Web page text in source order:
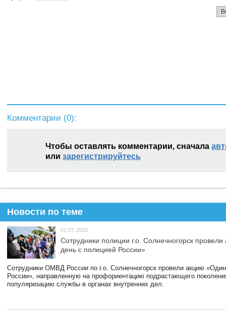
Комментарии (0):
Чтобы оставлять комментарии, сначала
или зарегистрируйтесь
Новости по теме
01.07.2026
Сотрудники полиции г.о. Солнечногорск
день с полицией России»
Сотрудники ОМВД России по г.о. Солнечногорск провели акцию
России», направленную на профориентацию подрастающего
популяризацию службы в органах внутренних дел.